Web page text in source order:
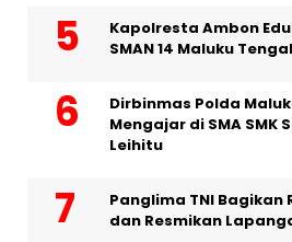
Kapolresta Ambon
SMAN 14 Maluku
Dirbinmas Polda
Mengajar di SMA SMK
Leihitu
Panglima TNI Bagikan
dan Resmikan